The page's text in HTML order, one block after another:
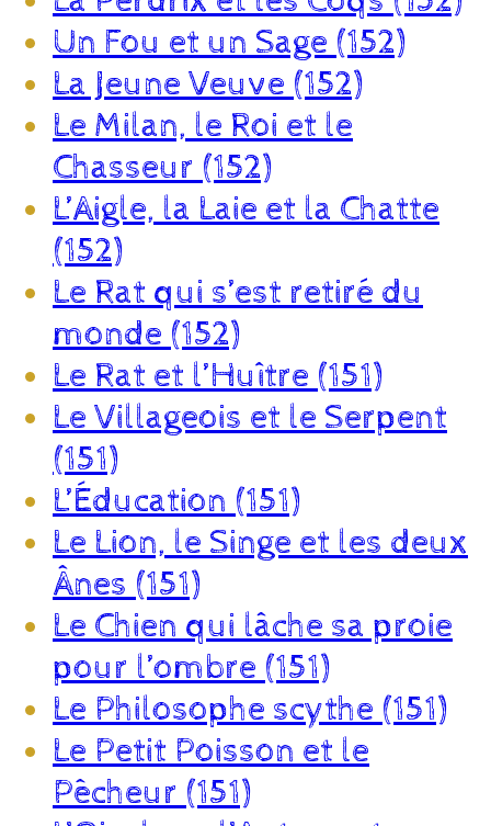
Un Fou et un Sage (152)
La Jeune Veuve (152)
Le Milan, le Roi et le
Chasseur (152)
L’Aigle, la Laie et la Chatte
(152)
Le Rat qui s’est retiré du
monde (152)
Le Rat et l’Huître (151)
Le Villageois et le Serpent
(151)
L’Éducation (151)
Le Lion, le Singe et les deux
Ânes (151)
Le Chien qui lâche sa proie
pour l’ombre (151)
Le Philosophe scythe (151)
Le Petit Poisson et le
Pêcheur (151)